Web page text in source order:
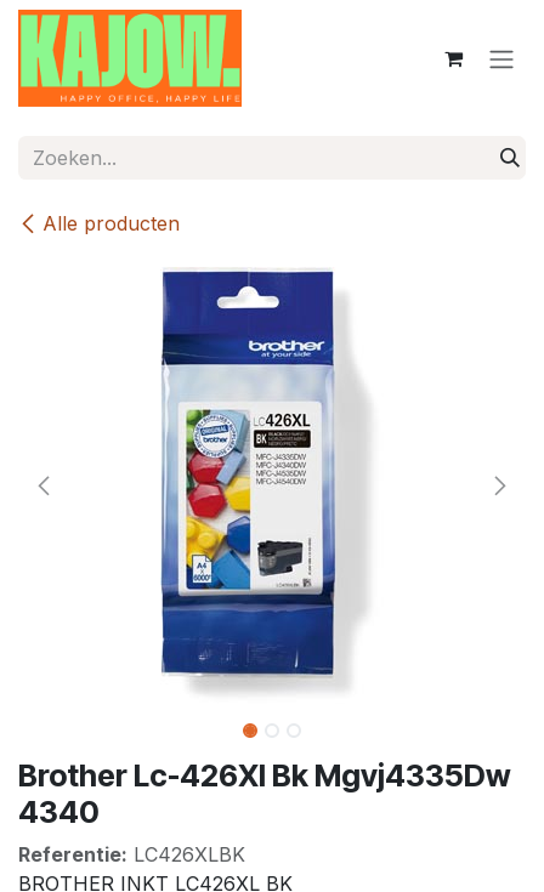
Overslaan naar inhoud
Alle producten
Brother Lc-426Xl Bk Mgvj4335Dw
4340
Referentie: LC426XLBK
BROTHER INKT LC426XL BK